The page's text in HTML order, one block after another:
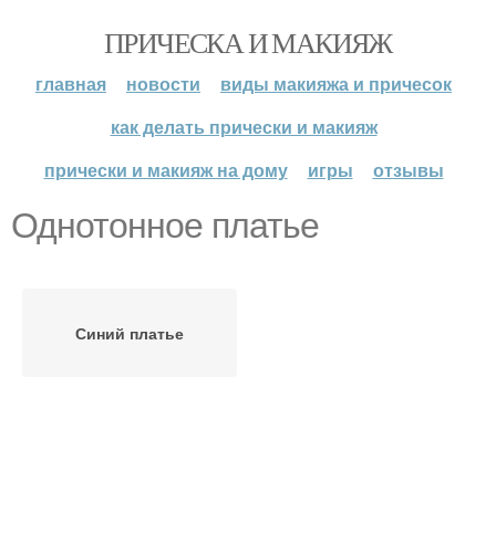
ПРИЧЕСКА И МАКИЯЖ
главная новости
виды макияжа и причесок
как делать прически и макияж
прически и макияж на дому
игры отзывы
Однотонное платье
Синий платье